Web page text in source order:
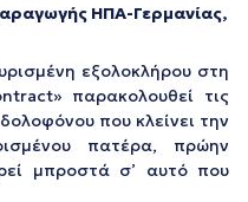
ΗΠΑ-Γερμανίας,
εξολοκλήρου στη
παρακολουθεί τις
που κλείνει την
πατέρα, πρώην
μπροστά σ’ αυτό που